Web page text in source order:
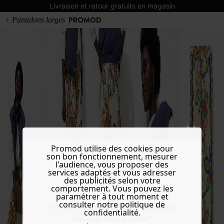
Livraison et retour gratuits en magasin
Do you want to be redirected to
www.promod.com ?
Pantalons larges
Promod utilise des cookies pour
son bon fonctionnement, mesurer
l'audience, vous proposer des
services adaptés et vous adresser
des publicités selon votre
comportement. Vous pouvez les
paramétrer à tout moment et
consulter notre politique de
confidentialité.